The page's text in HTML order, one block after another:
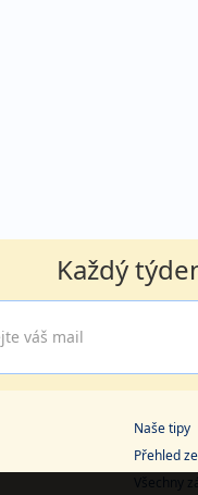
Každý
Naše tipy
Přehled
Všechny